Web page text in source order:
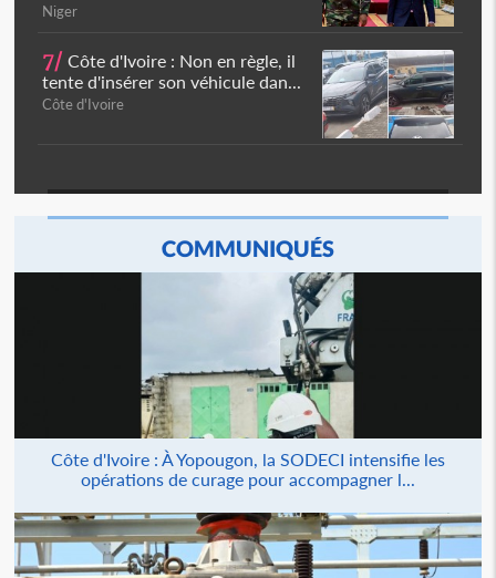
Niger
7/ Côte d'Ivoire : Non en règle, il
tente d'insérer son véhicule dan...
Côte d'Ivoire
COMMUNIQUÉS
Côte d'Ivoire : À Yopougon, la SODECI intensifie les
opérations de curage pour accompagner l...